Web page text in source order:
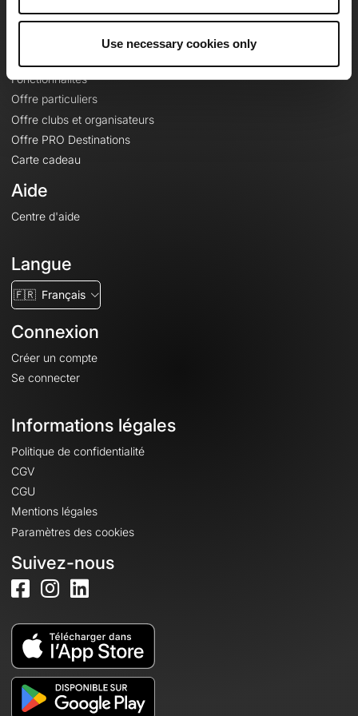
Use necessary cookies only
Fonctionnalités
Offre particuliers
Offre clubs et organisateurs
Offre PRO Destinations
Carte cadeau
Aide
Centre d'aide
Langue
🇫🇷 Français
Connexion
Créer un compte
Se connecter
Informations légales
Politique de confidentialité
CGV
CGU
Mentions légales
Paramètres des cookies
Suivez-nous